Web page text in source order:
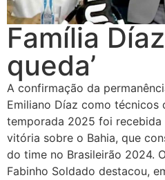
Família Díaz
queda’
A confirmação da
Emiliano Díaz como técnicos
temporada 2025 foi
vitória sobre o Bahia, que
do time no Brasileirão 2024.
Fabinho Soldado destacou,